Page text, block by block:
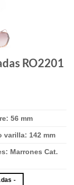
RO2201
56 mm
varilla: 142 mm
Marrones Cat.
-